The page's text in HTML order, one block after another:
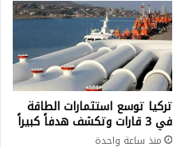
تركيا توسع استثمارات الطاقة
في 3 قارات وتكشف هدفاً كبيراً
منذ ساعة واحدة